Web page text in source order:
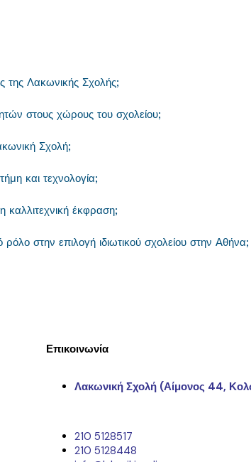
της Λακωνικής Σχολής;
στους χώρους του σχολείου;
Σχολή;
και τεχνολογία;
καλλιτεχνική έκφραση;
ρόλο στην επιλογή ιδιωτικού σχολείου στην Αθήνα;
Επικοινωνία
Λακωνική Σχολή (Αίμονος 44,
210 5128517
210 5128448